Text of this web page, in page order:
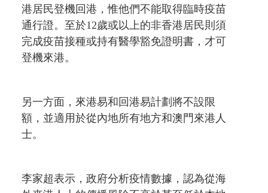
港居民登機回港，惟他們不能取得臨時疫苗
通行證。至於12歲或以上的非香港居民則須
完成疫苗接種或持有醫學豁免證明書，才可
登機來港。
另一方面，來港易和回港易計劃將不設限
額，並適用於從內地所有地方和澳門來港人
士。
李家超表示，政府分析疫情數據，認為從海